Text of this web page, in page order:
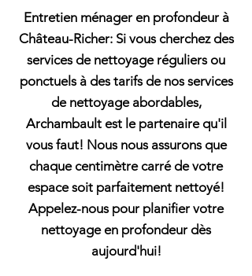
Entretien ménager en profondeur à
Château-Richer: Si vous cherchez des
services de nettoyage réguliers ou
ponctuels à des tarifs de nos services
de nettoyage abordables,
Archambault est le partenaire qu'il
vous faut! Nous nous assurons que
chaque centimètre carré de votre
espace soit parfaitement nettoyé!
Appelez-nous pour planifier votre
nettoyage en profondeur dès
aujourd'hui!